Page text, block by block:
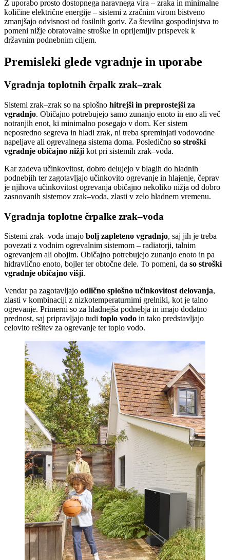
Z uporabo prosto dostopnega naravnega vira – zraka in minimalne
količine električne energije – sistemi z zračnim virom bistveno
zmanjšajo odvisnost od fosilnih goriv. Za številna gospodinjstva to
pomeni nižje obratovalne stroške in oprijemljiv prispevek k
državnim podnebnim ciljem.
Premisleki glede vgradnje in uporabe
Vgradnja toplotnih črpalk zrak–zrak
Sistemi zrak–zrak so na splošno hitrejši in preprostejši za
vgradnjo. Običajno potrebujejo samo zunanjo enoto in eno ali več
notranjih enot, ki minimalno posegajo v dom. Ker sistem
neposredno segreva in hladi zrak, ni treba spreminjati vodovodne
napeljave ali ogrevalnega sistema doma. Posledično so stroški
vgradnje običajno nižji kot pri sistemih zrak–voda.
Kar zadeva učinkovitost, dobro delujejo v blagih do hladnih
podnebjih ter zagotavljajo učinkovito ogrevanje in hlajenje, čeprav
je njihova učinkovitost ogrevanja običajno nekoliko nižja od dobro
zasnovanih sistemov zrak–voda, zlasti v zelo hladnem vremenu.
Vgradnja toplotne črpalke zrak–voda
Sistemi zrak–voda imajo bolj zapleteno vgradnjo, saj jih je treba
povezati z vodnim ogrevalnim sistemom – radiatorji, talnim
ogrevanjem ali obojim. Običajno potrebujejo zunanjo enoto in pa
hidravlično enoto, bojler ter obtočne dele. To pomeni, da so stroški
vgradnje običajno višji.
Vendar pa zagotavljajo odlično splošno učinkovitost delovanja,
zlasti v kombinaciji z nizkotemperaturnimi grelniki, kot je talno
ogrevanje. Primerni so za hladnejša podnebja in imajo dodatno
prednost, saj pripravljajo tudi toplo vodo in tako predstavljajo
celovito rešitev za ogrevanje ter toplo vodo.